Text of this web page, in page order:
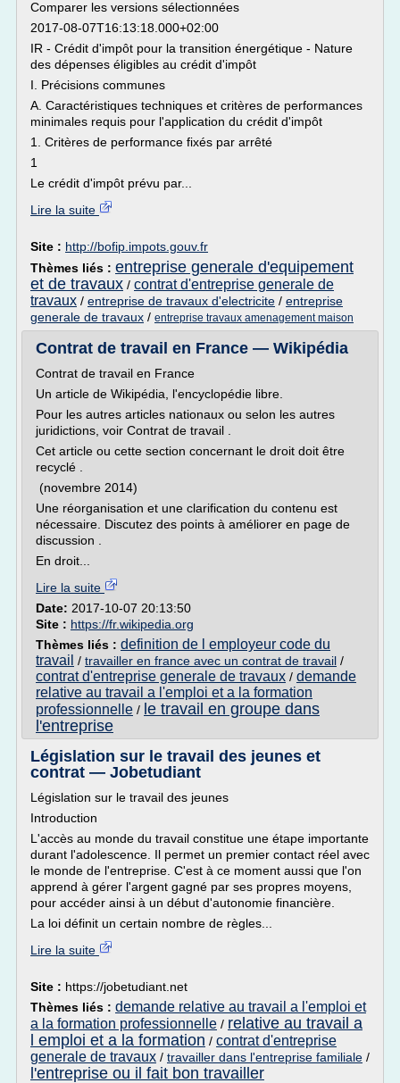
Comparer les versions sélectionnées
2017-08-07T16:13:18.000+02:00
IR - Crédit d'impôt pour la transition énergétique - Nature
des dépenses éligibles au crédit d'impôt
I. Précisions communes
A. Caractéristiques techniques et critères de performances
minimales requis pour l'application du crédit d'impôt
1. Critères de performance fixés par arrêté
1
Le crédit d'impôt prévu par...
Lire la suite
Site : http://bofip.impots.gouv.fr
Thèmes liés : entreprise generale d'equipement
et de travaux / contrat d'entreprise generale de
travaux / entreprise de travaux d'electricite / entreprise
generale de travaux / entreprise travaux amenagement maison
Contrat de travail en France — Wikipédia
Contrat de travail en France
Un article de Wikipédia, l'encyclopédie libre.
Pour les autres articles nationaux ou selon les autres
juridictions, voir Contrat de travail .
Cet article ou cette section concernant le droit doit être
recyclé .
(novembre 2014)
Une réorganisation et une clarification du contenu est
nécessaire. Discutez des points à améliorer en page de
discussion .
En droit...
Lire la suite
Date: 2017-10-07 20:13:50
Site : https://fr.wikipedia.org
Thèmes liés : definition de l employeur code du
travail / travailler en france avec un contrat de travail /
contrat d'entreprise generale de travaux / demande
relative au travail a l'emploi et a la formation
professionnelle / le travail en groupe dans
l'entreprise
Législation sur le travail des jeunes et
contrat — Jobetudiant
Législation sur le travail des jeunes
Introduction
L'accès au monde du travail constitue une étape importante
durant l'adolescence. Il permet un premier contact réel avec
le monde de l'entreprise. C'est à ce moment aussi que l'on
apprend à gérer l'argent gagné par ses propres moyens,
pour accéder ainsi à un début d'autonomie financière.
La loi définit un certain nombre de règles...
Lire la suite
Site : https://jobetudiant.net
Thèmes liés : demande relative au travail a l'emploi et
a la formation professionnelle / relative au travail a
l emploi et a la formation / contrat d'entreprise
generale de travaux / travailler dans l'entreprise familiale /
l'entreprise ou il fait bon travailler